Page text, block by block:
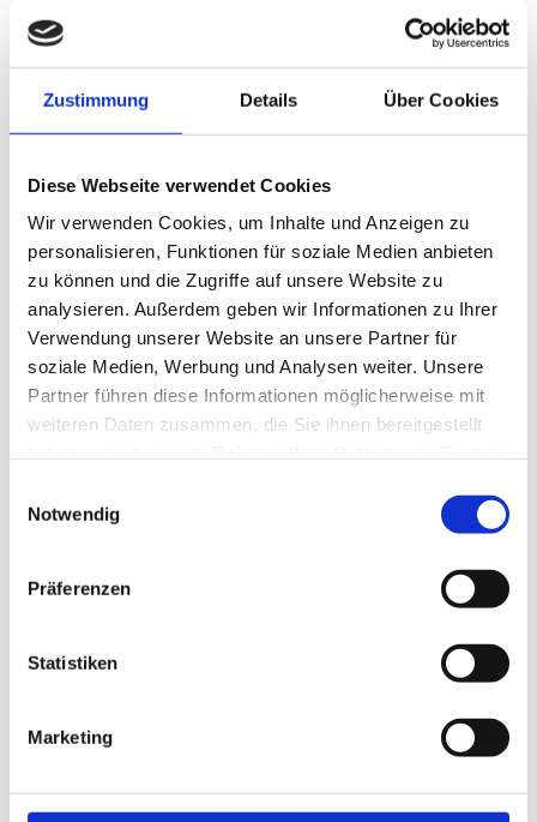
Zustimmung Details Über Cookies
Diese Webseite verwendet Cookies
Wir verwenden Cookies, um Inhalte und Anzeigen zu
personalisieren, Funktionen für soziale Medien anbieten
zu können und die Zugriffe auf unsere Website zu
analysieren. Außerdem geben wir Informationen zu Ihrer
Verwendung unserer Website an unsere Partner für
soziale Medien, Werbung und Analysen weiter. Unsere
Partner führen diese Informationen möglicherweise mit
weiteren Daten zusammen, die Sie ihnen bereitgestellt
Notwendig
Präferenzen
Statistiken
Marketing
HERREN
Service
Reparatur
Reinigung
Aufbewahrung